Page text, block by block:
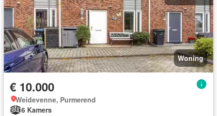
Woning
€ 10.000
Weidevenne, Purmerend
6 Kamers